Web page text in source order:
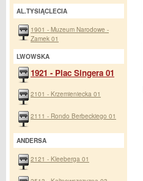
AL.TYSIĄCLECIA
1901 - Muzeum Narodowe -
Zamek 01
LWOWSKA
1921 - Plac Singera 01
2101 - Krzemieniecka 01
2111 - Rondo Berbeckiego 01
ANDERSA
2121 - Kleeberga 01